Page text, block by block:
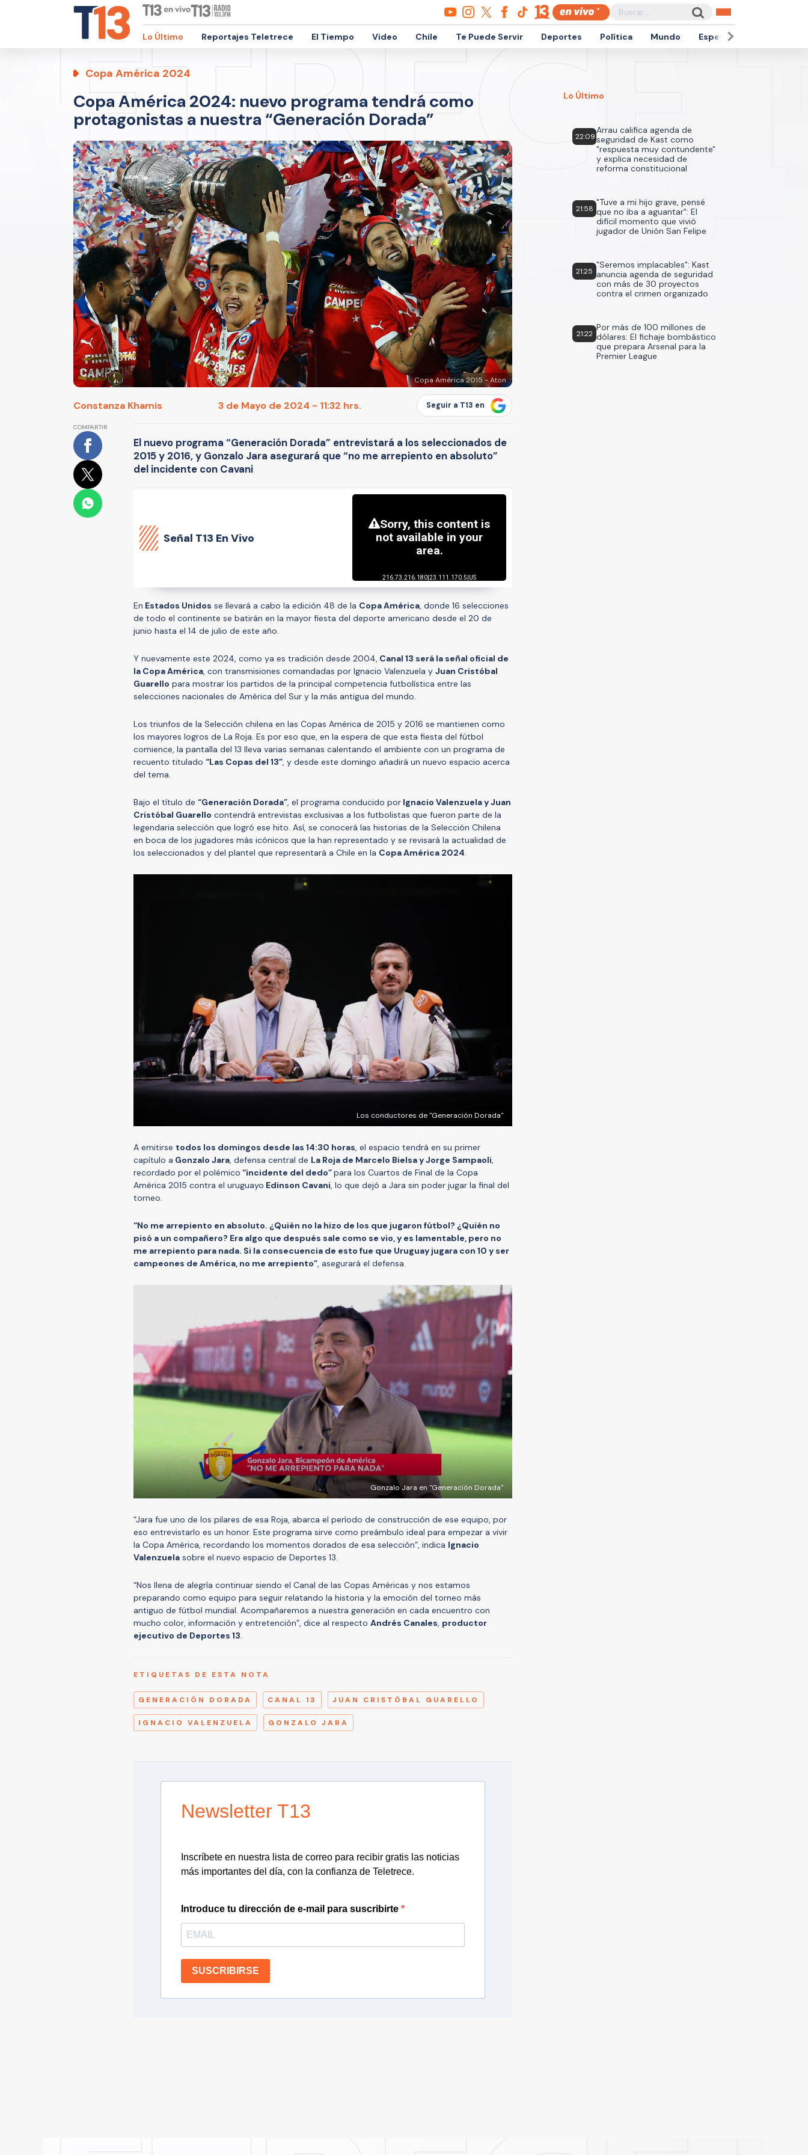
Lo Último Reportajes Teletrece El Tiempo Video Chile Te Puede Servir Deportes Política Mundo Espectáculos
Copa América 2024
Copa América 2024: nuevo programa tendrá como
protagonistas a nuestra “Generación Dorada”
Copa América 2015 - Aton
Constanza Khamis 3 de Mayo de 2024 - 11:32 hrs. Seguir a T13 en
COMPARTIR
El nuevo programa “Generación Dorada” entrevistará a los seleccionados de
2015 y 2016, y Gonzalo Jara asegurará que “no me arrepiento en absoluto”
del incidente con Cavani
Señal T13 En Vivo
En Estados Unidos se llevará a cabo la edición 48 de la Copa América, donde 16 selecciones
de todo el continente se batirán en la mayor fiesta del deporte americano desde el 20 de
junio hasta el 14 de julio de este año.
Y nuevamente este 2024, como ya es tradición desde 2004, Canal 13 será la señal oficial de
la Copa América, con transmisiones comandadas por Ignacio Valenzuela y Juan Cristóbal
Guarello para mostrar los partidos de la principal competencia futbolística entre las
selecciones nacionales de América del Sur y la más antigua del mundo.
Los triunfos de la Selección chilena en las Copas América de 2015 y 2016 se mantienen como
los mayores logros de La Roja. Es por eso que, en la espera de que esta fiesta del fútbol
comience, la pantalla del 13 lleva varias semanas calentando el ambiente con un programa de
recuento titulado “Las Copas del 13”, y desde este domingo añadirá un nuevo espacio acerca
del tema.
Bajo el título de “Generación Dorada”, el programa conducido por Ignacio Valenzuela y Juan
Cristóbal Guarello contendrá entrevistas exclusivas a los futbolistas que fueron parte de la
legendaria selección que logró ese hito. Así, se conocerá las historias de la Selección Chilena
en boca de los jugadores más icónicos que la han representado y se revisará la actualidad de
los seleccionados y del plantel que representará a Chile en la Copa América 2024.
Los conductores de "Generación Dorada"
A emitirse todos los domingos desde las 14:30 horas, el espacio tendrá en su primer
capítulo a Gonzalo Jara, defensa central de La Roja de Marcelo Bielsa y Jorge Sampaoli,
recordado por el polémico “incidente del dedo”para los Cuartos de Final de la Copa
América 2015 contra el uruguayo Edinson Cavani, lo que dejó a Jara sin poder jugar la final del
torneo.
“No me arrepiento en absoluto. ¿Quién no la hizo de los que jugaron fútbol? ¿Quién no
pisó a un compañero? Era algo que después sale como se vio, y es lamentable, pero no
me arrepiento para nada. Si la consecuencia de esto fue que Uruguay jugara con 10 y ser
campeones de América, no me arrepiento”, asegurará el defensa.
Gonzalo Jara en "Generación Dorada"
“Jara fue uno de los pilares de esa Roja, abarca el período de construcción de ese equipo, por
eso entrevistarlo es un honor. Este programa sirve como preámbulo ideal para empezar a vivir
la Copa América, recordando los momentos dorados de esa selección”, indica Ignacio
Valenzuela sobre el nuevo espacio de Deportes 13.
“Nos llena de alegría continuar siendo el Canal de las Copas Américas y nos estamos
preparando como equipo para seguir relatando la historia y la emoción del torneo más
antiguo de fútbol mundial. Acompañaremos a nuestra generación en cada encuentro con
mucho color, información y entretención”, dice al respecto Andrés Canales, productor
ejecutivo de Deportes 13.
ETIQUETAS DE ESTA NOTA
GENERACIÓN DORADA CANAL 13 JUAN CRISTÓBAL GUARELLO
IGNACIO VALENZUELA GONZALO JARA
Newsletter T13
Inscríbete en nuestra lista de correo para recibir gratis las noticias
más importantes del día, con la confianza de Teletrece.
Introduce tu dirección de e-mail para suscribirte
SUSCRIBIRSE
Lo Último
22:09
Arrau califica agenda de
seguridad de Kast como
"respuesta muy contundente"
y explica necesidad de
reforma constitucional
21:58
"Tuve a mi hijo grave, pensé
que no iba a aguantar": El
difícil momento que vivió
jugador de Unión San Felipe
21:25
"Seremos implacables": Kast
anuncia agenda de seguridad
con más de 30 proyectos
contra el crimen organizado
21:22
Por más de 100 millones de
dólares: El fichaje bombástico
que prepara Arsenal para la
Premier League